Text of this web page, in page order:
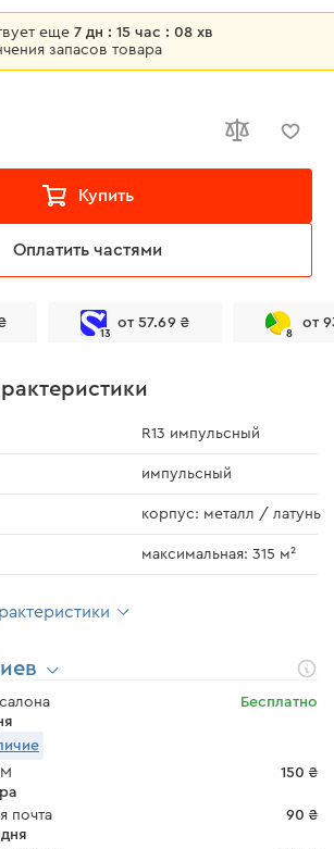
еще7 дн : 15 час : 08 хв
запасов товара
Купить
Оплатить частями
13
от 57.69 ₴
8
от
R13 импульсный
импульсный
корпус: металл / латунь
максимальная: 315 м²
Бесплатно
150 ₴
почта
90 ₴